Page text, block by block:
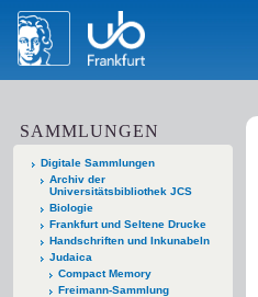
SAMMLUNGEN
Digitale Sammlungen
Archiv der
Universitätsbibliothek JCS
Biologie
Frankfurt und Seltene Drucke
Handschriften und Inkunabeln
Judaica
Compact Memory
Freimann-Sammlung